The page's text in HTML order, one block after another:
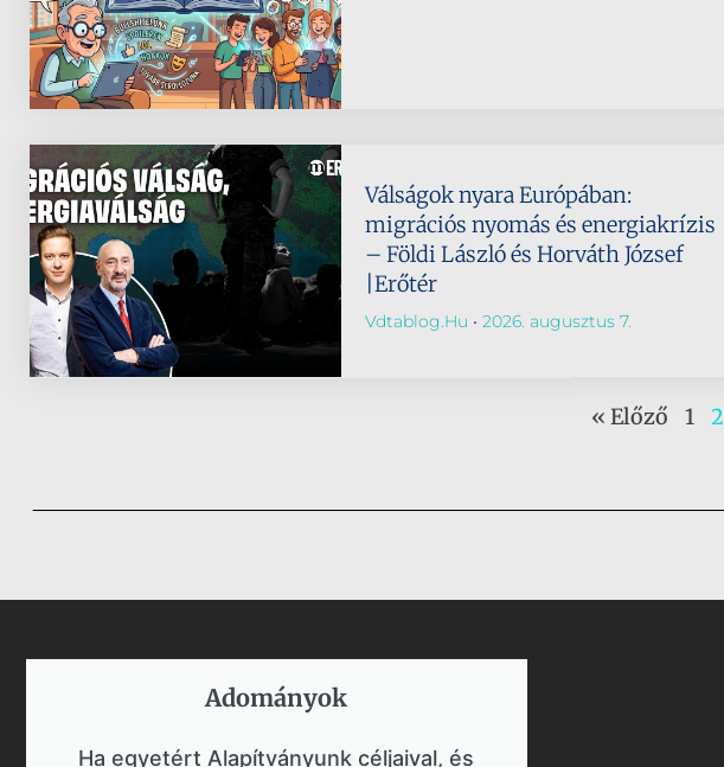
Válságok nyara Európában:
migrációs nyomás és energiakrízis
– Földi László és Horváth József
|Erőtér
Vdtablog.hu 2026. augusztus 7.
« Előző 1 2
Adományok​
Ha egyetért Alapítványunk céljaival, és